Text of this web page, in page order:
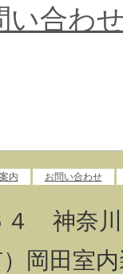
い合わ
内 お問い合わせ
４ 神奈
田室